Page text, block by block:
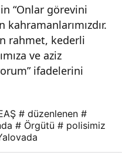
“Onlar görevini
rahmet, kederli
ve aziz
ifadelerini
# düzenlenen #
# Örgütü # polisimiz